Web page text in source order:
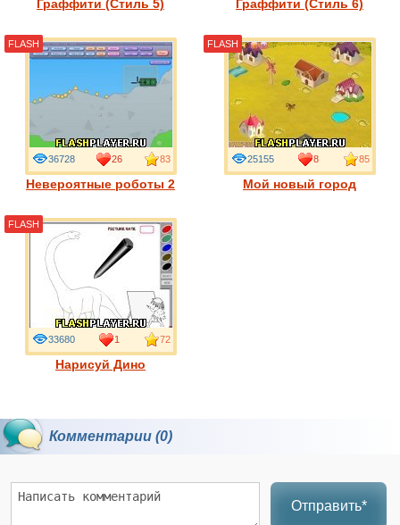
Граффити (Стиль 5) Граффити (Стиль 6)
Невероятные роботы 2
36728 26 83
FLASH
Мой новый город
25155 8 85
FLASH
Нарисуй Дино
33680 1 72
FLASH
Комментарии (0)
Отправить*